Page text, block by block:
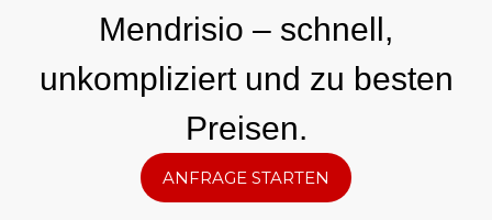
Mendrisio – schnell,
unkompliziert und zu besten
Preisen.
ANFRAGE STARTEN